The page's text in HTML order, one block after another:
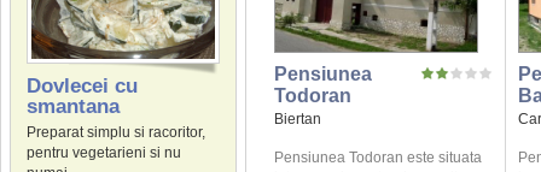
Dovlecei cu
smantana
Preparat simplu si racoritor,
pentru vegetarieni si nu
Pensiunea
Todoran
Biertan
Pensiunea Todoran este situata